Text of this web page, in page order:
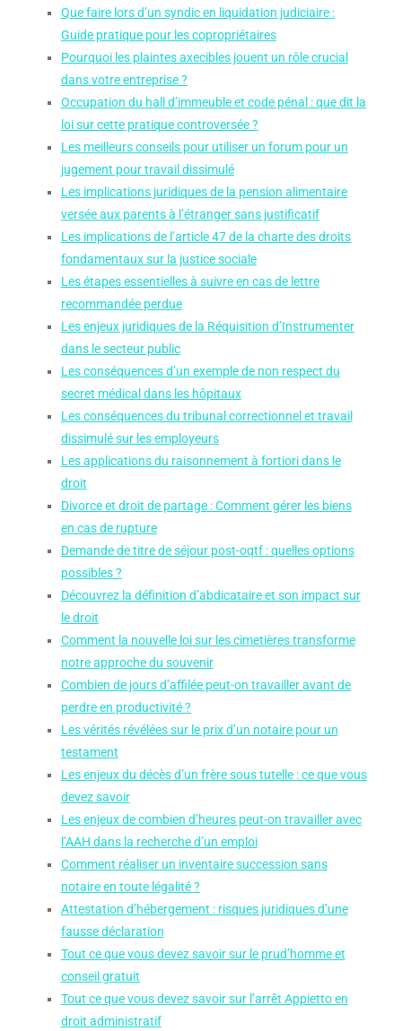
Que faire lors d’un syndic en liquidation judiciaire :
Guide pratique pour les copropriétaires
Pourquoi les plaintes axecibles jouent un rôle crucial
dans votre entreprise ?
Occupation du hall d’immeuble et code pénal : que dit la
loi sur cette pratique controversée ?
Les meilleurs conseils pour utiliser un forum pour un
jugement pour travail dissimulé
Les implications juridiques de la pension alimentaire
versée aux parents à l’étranger sans justificatif
Les implications de l’article 47 de la charte des droits
fondamentaux sur la justice sociale
Les étapes essentielles à suivre en cas de lettre
recommandée perdue
Les enjeux juridiques de la Réquisition d’Instrumenter
dans le secteur public
Les conséquences d’un exemple de non respect du
secret médical dans les hôpitaux
Les conséquences du tribunal correctionnel et travail
dissimulé sur les employeurs
Les applications du raisonnement à fortiori dans le
droit
Divorce et droit de partage : Comment gérer les biens
en cas de rupture
Demande de titre de séjour post-oqtf : quelles options
possibles ?
Découvrez la définition d’abdicataire et son impact sur
le droit
Comment la nouvelle loi sur les cimetières transforme
notre approche du souvenir
Combien de jours d’affilée peut-on travailler avant de
perdre en productivité ?
Les vérités révélées sur le prix d’un notaire pour un
testament
Les enjeux du décès d’un frère sous tutelle : ce que vous
devez savoir
Les enjeux de combien d’heures peut-on travailler avec
l’AAH dans la recherche d’un emploi
Comment réaliser un inventaire succession sans
notaire en toute légalité ?
Attestation d’hébergement : risques juridiques d’une
fausse déclaration
Tout ce que vous devez savoir sur le prud’homme et
conseil gratuit
Tout ce que vous devez savoir sur l’arrêt Appietto en
droit administratif